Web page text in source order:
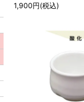
1,900円(税込)